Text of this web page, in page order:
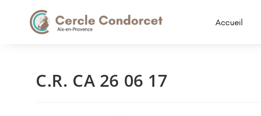
Accueil
C.R. CA 26 06 17